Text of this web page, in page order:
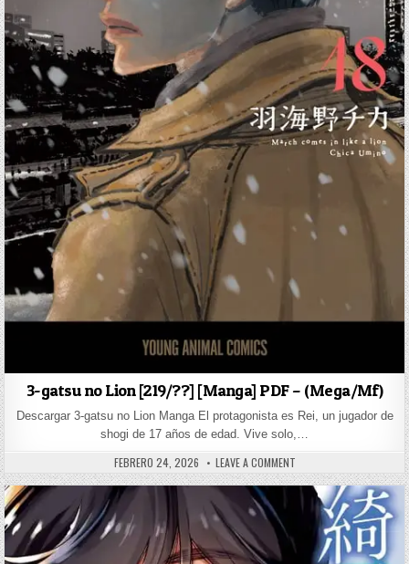
3-gatsu no Lion [219/??] [Manga] PDF – (Mega/Mf)
Descargar 3-gatsu no Lion Manga El protagonista es Rei, un jugador de
shogi de 17 años de edad. Vive solo,…
PUBLISHED DATE:
FEBRERO 24, 2026 LEAVE A COMMENTON 3-GATSU NO LION